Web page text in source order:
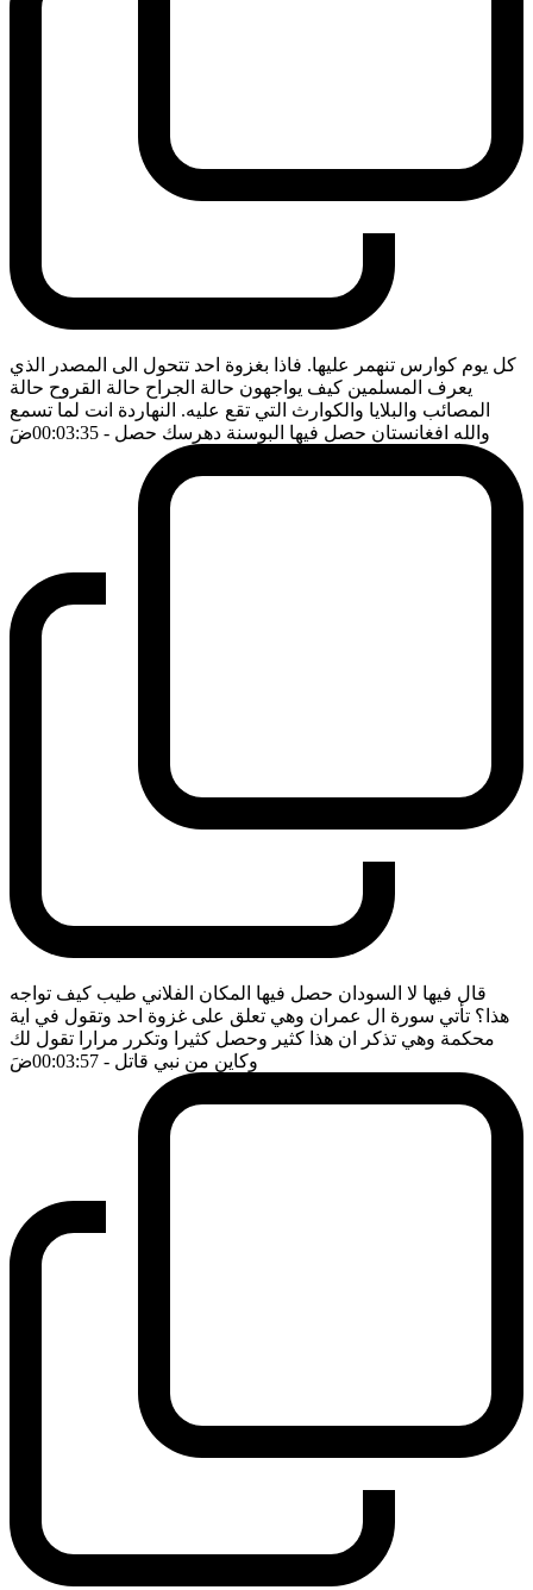
كل يوم كوارس تنهمر عليها. فاذا بغزوة احد تتحول الى المصدر الذي
يعرف المسلمين كيف يواجهون حالة الجراح حالة القروح حالة
المصائب والبلايا والكوارث التي تقع عليه. النهاردة انت لما تسمع
والله افغانستان حصل فيها البوسنة دهرسك حصل - 00:03:35 ضَ
قال فيها لا السودان حصل فيها المكان الفلاني طيب كيف تواجه
هذا؟ تأتي سورة ال عمران وهي تعلق على غزوة احد وتقول في اية
محكمة وهي تذكر ان هذا كثير وحصل كثيرا وتكرر مرارا تقول لك
وكاين من نبي قاتل - 00:03:57 ضَ